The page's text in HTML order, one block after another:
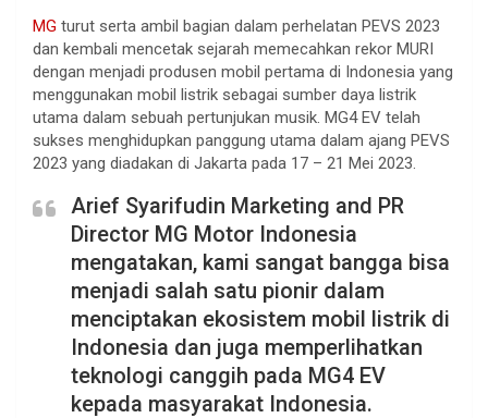
MG turut serta ambil bagian dalam perhelatan PEVS 2023
dan kembali mencetak sejarah memecahkan rekor MURI
dengan menjadi produsen mobil pertama di Indonesia yang
menggunakan mobil listrik sebagai sumber daya listrik
utama dalam sebuah pertunjukan musik. MG4 EV telah
sukses menghidupkan panggung utama dalam ajang PEVS
2023 yang diadakan di Jakarta pada 17 – 21 Mei 2023.
Arief Syarifudin Marketing and PR
Director MG Motor Indonesia
mengatakan, kami sangat bangga bisa
menjadi salah satu pionir dalam
menciptakan ekosistem mobil listrik di
Indonesia dan juga memperlihatkan
teknologi canggih pada MG4 EV
kepada masyarakat Indonesia.